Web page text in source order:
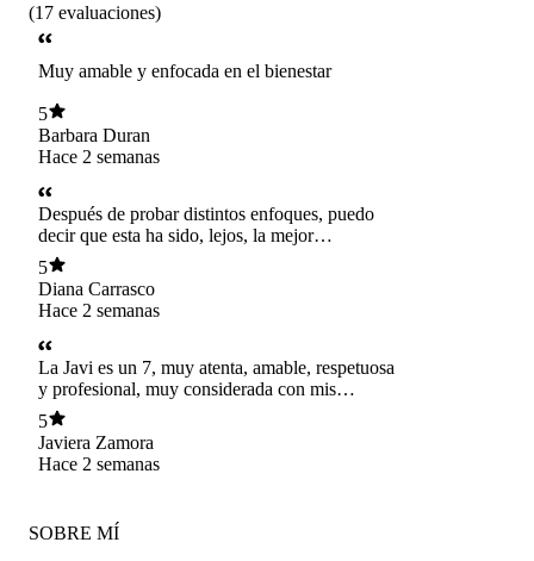
(17 evaluaciones)
Muy amable y enfocada en el bienestar
5
Barbara Duran
Hace 2 semanas
Después de probar distintos enfoques, puedo
decir que esta ha sido, lejos, la mejor
experiencia con una nutricionista. Lo que más
valoro es que no entrega una pauta rígida e
imposible de seguir, sino que adapta la
alimentación a tu estilo de vida, tus gustos y,
sobre todo, a tus condiciones de salud. Además,
entiende que cambiar no ocurre de un día para
otro. No es lo mismo modificar hábitos de una
semana que enfrentar muchos años de malas
costumbres alimentarias. Su acompañamiento es
empático, realista y libre de juicios, lo que hace
que el proceso sea mucho más llevadero y
mantener en el tiempo. Recomiendo a Javiera
5
Diana Carrasco
Hace 2 semanas
La Javi es un 7, muy atenta, amable, respetuosa
y profesional, muy considerada con mis
preferencias.
5
Javiera Zamora
Hace 2 semanas
SOBRE MÍ